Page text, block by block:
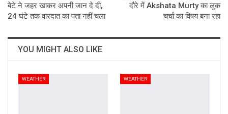
बेटे ने जहर खाकर अपनी जान दे दी,
24 घंटे तक वारदात का पता नहीं चला
दौरे में Akshata Murty का लुक
चर्चा का विषय बना रहा
YOU MIGHT ALSO LIKE
WEATHER WEATHER